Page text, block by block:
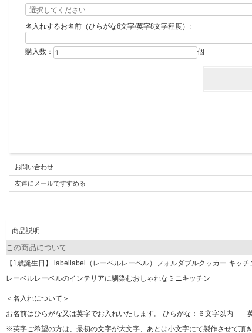
名入れするお名前（ひらがな6文字/英字8文字程度）:
購入数： 個
お問い合わせ
友達にメールですすめる
商品説明
この商品について
【1歳誕生日】 labellabel（レーベルレーベル）フォルダブルクッカー キッチ
レーベルレーベルのインテリアに馴染むおしゃれなミニキッチン
＜名入れについて＞
お名前はひらがな又は英字でお入れいたします。 ひらがな：６文字以内 英
※英字ご希望の方は、最初の文字が大文字、あとは小文字にて製作させて頂